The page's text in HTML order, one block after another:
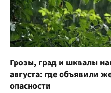
Грозы, град и шквалы
августа: где объявили
опасности